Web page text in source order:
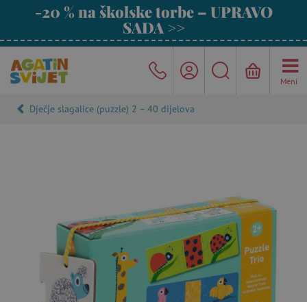
-20 % na školske torbe – UPRAVO
SADA >>
Meni
Dječje slagalice (puzzle) 2 – 40 dijelova